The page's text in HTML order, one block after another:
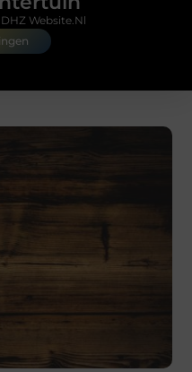
Website.nl